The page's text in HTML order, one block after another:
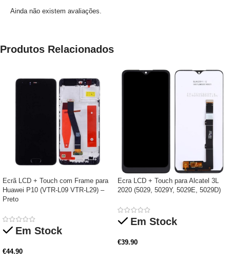
Ainda não existem avaliações.
Produtos Relacionados
Ecrã LCD + Touch com Frame para
Huawei P10 (VTR-L09 VTR-L29) –
Preto
Em Stock
€44.90
Ecra LCD + Touch para Alcatel 3L
2020 (5029, 5029Y, 5029E, 5029D)
Em Stock
€39.90